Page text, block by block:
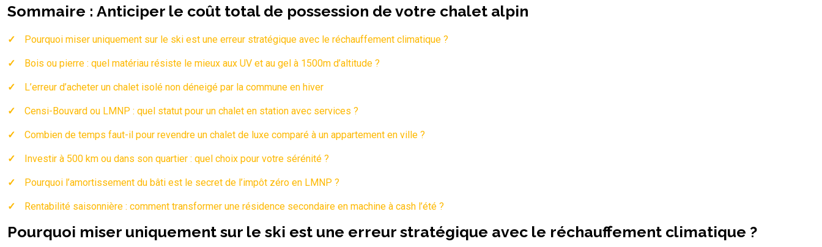
Sommaire : Anticiper le coût total de possession de votre chalet alpin
Pourquoi miser uniquement sur le ski est une erreur stratégique avec le réchauffement climatique ?
Bois ou pierre : quel matériau résiste le mieux aux UV et au gel à 1500m d’altitude ?
L’erreur d’acheter un chalet isolé non déneigé par la commune en hiver
Censi-Bouvard ou LMNP : quel statut pour un chalet en station avec services ?
Combien de temps faut-il pour revendre un chalet de luxe comparé à un appartement en ville ?
Investir à 500 km ou dans son quartier : quel choix pour votre sérénité ?
Pourquoi l’amortissement du bâti est le secret de l’impôt zéro en LMNP ?
Rentabilité saisonnière : comment transformer une résidence secondaire en machine à cash l’été ?
Pourquoi miser uniquement sur le ski est une erreur stratégique avec le réchauffement climatique ?